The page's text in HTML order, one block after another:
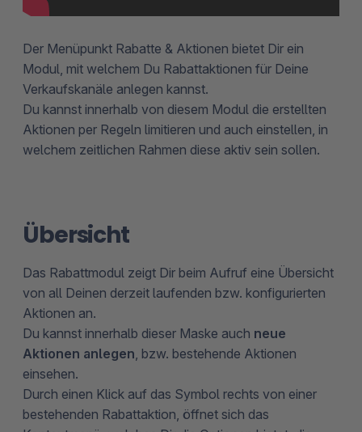
Der Menüpunkt Rabatte & Aktionen bietet Dir ein
Modul, mit welchem Du Rabattaktionen für Deine
Verkaufskanäle anlegen kannst.
Du kannst innerhalb von diesem Modul die erstellten
Aktionen per Regeln limitieren und auch einstellen, in
welchem zeitlichen Rahmen diese aktiv sein sollen.
Übersicht
Das Rabattmodul zeigt Dir beim Aufruf eine Übersicht
von all Deinen derzeit laufenden bzw. konfigurierten
Aktionen an.
Du kannst innerhalb dieser Maske auch neue
Aktionen anlegen , bzw. bestehende Aktionen
einsehen.
Durch einen Klick auf das Symbol rechts von einer
bestehenden Rabattaktion, öffnet sich das